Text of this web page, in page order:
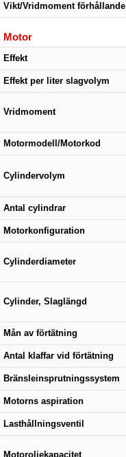
Vikt/Vridmoment förhållande
Motor
Effekt
Effekt per liter slagvolym
Vridmoment
Motormodell/Motorkod
Cylindervolym
Antal cylindrar
Motorkonfiguration
Cylinderdiameter
Cylinder, Slaglängd
Mån av förtätning
Antal klaffar vid förtätning
Bränsleinsprutningssystem
Motorns aspiration
Lasthållningsventil
Motoroljekapacitet